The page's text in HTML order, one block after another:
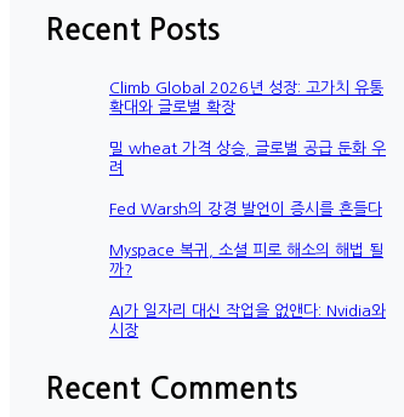
Recent Posts
Climb Global 2026년 성장: 고가치 유통
확대와 글로벌 확장
밀 wheat 가격 상승, 글로벌 공급 둔화 우
려
Fed Warsh의 강경 발언이 증시를 흔들다
Myspace 복귀, 소셜 피로 해소의 해법 될
까?
AI가 일자리 대신 작업을 없앤다: Nvidia와
시장
Recent Comments